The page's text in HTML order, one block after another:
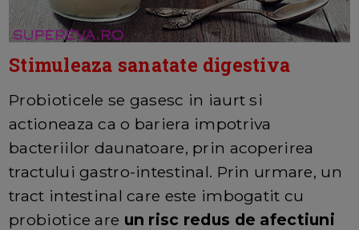
Stimuleaza sanatate digestiva
Probioticele se gasesc in iaurt si
actioneaza ca o bariera impotriva
bacteriilor daunatoare, prin acoperirea
tractului gastro-intestinal. Prin urmare, un
tract intestinal care este imbogatit cu
probiotice are un risc redus de afectiuni